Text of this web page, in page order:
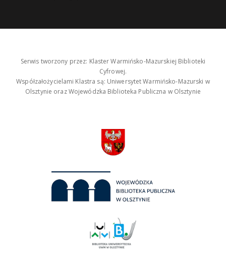
Serwis tworzony przez: Klaster Warmińsko-Mazurskiej Biblioteki
Cyfrowej.
Współzałożycielami Klastra są: Uniwersytet Warmińsko-Mazurski w
Olsztynie oraz Wojewódzka Biblioteka Publiczna w Olsztynie